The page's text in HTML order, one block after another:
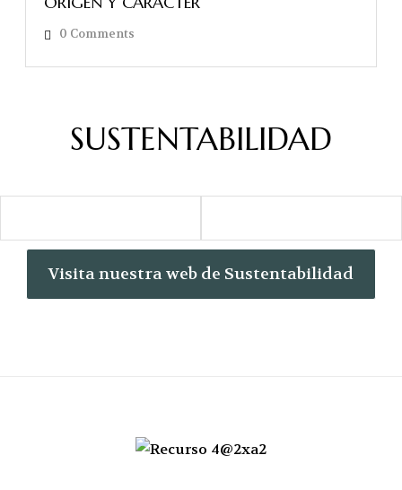
0 Comments
SUSTENTABILIDAD
Visita nuestra web de Sustentabilidad